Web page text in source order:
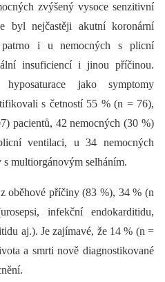
zvýšený vysoce senzitivní
byl nejčastěji akutní koronární
i u nemocných s plicní
insuficiencí i jinou příčinou.
jako symptomy
s četností 55 % (n = 76),
pacientů, 42 nemocných (30 %)
ventilaci, u 34 nemocných
multiorgánovým selháním.
oběhové příčiny (83 %), 34 % (n
infekční endokarditidu,
aj.). Je zajímavé, že 14 % (n =
a smrti nově diagnostikované